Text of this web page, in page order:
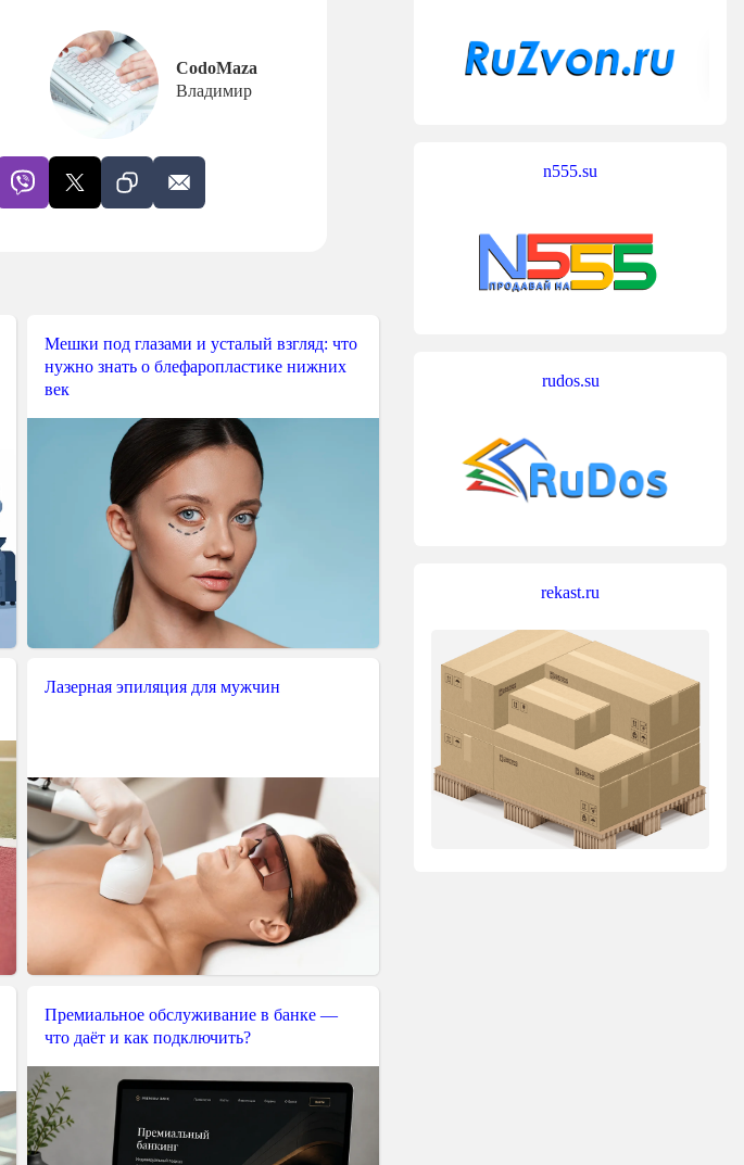
CodoMaza
Владимир
Мешки под глазами и усталый взгляд: что
нужно знать о блефаропластике нижних
век
Лазерная эпиляция для мужчин
Премиальное обслуживание в банке —
что даёт и как подключить?
n555.su
rudos.su
rekast.ru